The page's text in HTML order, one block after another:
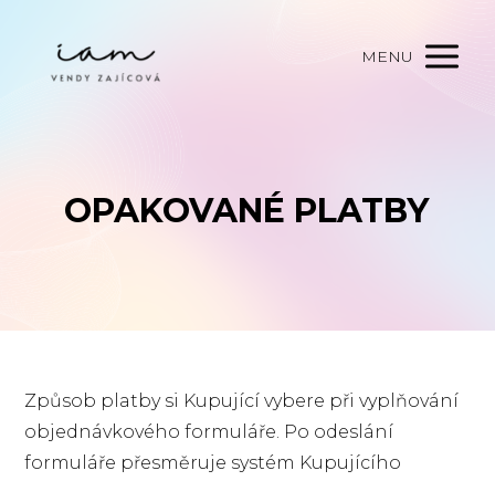
MENU
OPAKOVANÉ PLATBY
Způsob platby si Kupující vybere při vyplňování
objednávkového formuláře. Po odeslání
formuláře přesměruje systém Kupujícího